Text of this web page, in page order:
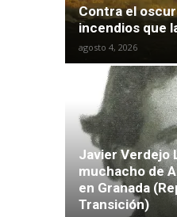
Contra el
incendios que
agosto 4, 2026
Javier Verdejo
muchacho de
en Granada
Transición)